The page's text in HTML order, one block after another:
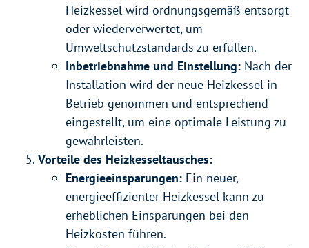
Heizkessel wird ordnungsgemäß entsorgt
oder wiederverwertet, um
Umweltschutzstandards zu erfüllen.
Inbetriebnahme und Einstellung: Nach der
Installation wird der neue Heizkessel in
Betrieb genommen und entsprechend
eingestellt, um eine optimale Leistung zu
gewährleisten.
Vorteile des Heizkesseltausches:
Energieeinsparungen: Ein neuer,
energieeffizienter Heizkessel kann zu
erheblichen Einsparungen bei den
Heizkosten führen.